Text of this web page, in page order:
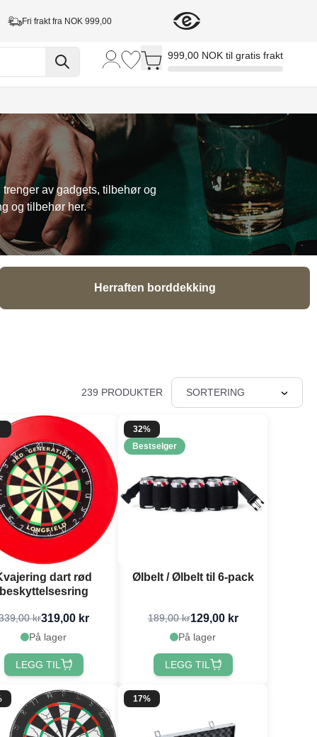
Fri frakt fra NOK 999,00
Toggle minicart, Cart is empty
999,00 NOK til gratis frakt
av gadgets, tilbehør og
og tilbehør her.
Herraften borddekking
239 PRODUKTER SORTERING
dart rød
kr319,00 kr
På lager
LEGG TIL
32%
Bestselger
Ølbelt / Ølbelt til 6-pack
189,00 kr129,00 kr
På lager
LEGG TIL
17%